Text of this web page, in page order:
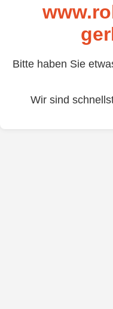
Bitte haben Sie
Wir sind